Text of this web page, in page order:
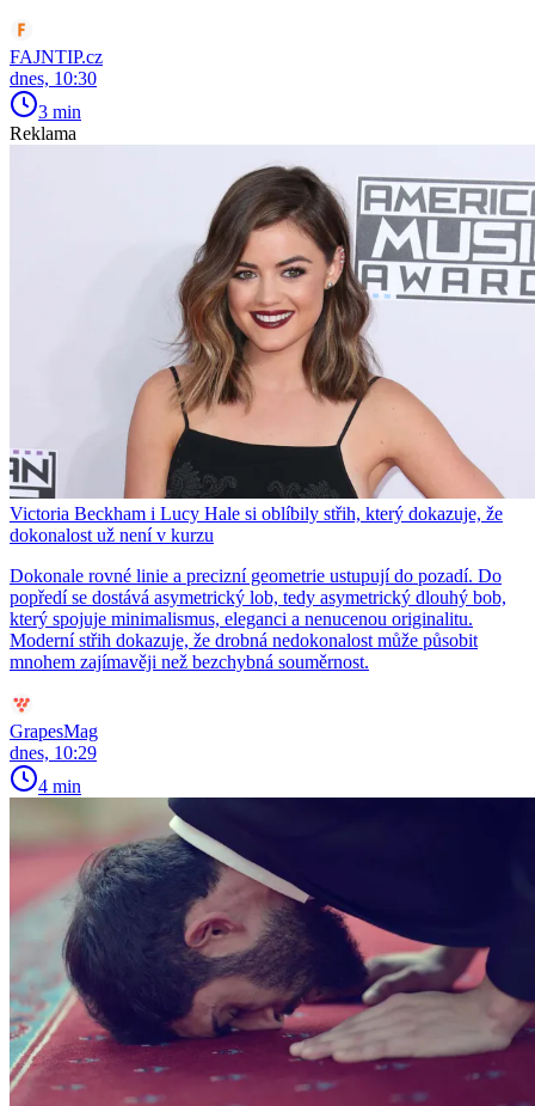
FAJNTIP.cz
dnes, 10:30
3 min
Reklama
Victoria Beckham i Lucy Hale si oblíbily střih, který dokazuje, že
dokonalost už není v kurzu
Dokonale rovné linie a precizní geometrie ustupují do pozadí. Do
popředí se dostává asymetrický lob, tedy asymetrický dlouhý bob,
který spojuje minimalismus, eleganci a nenucenou originalitu.
Moderní střih dokazuje, že drobná nedokonalost může působit
mnohem zajímavěji než bezchybná souměrnost.
GrapesMag
dnes, 10:29
4 min